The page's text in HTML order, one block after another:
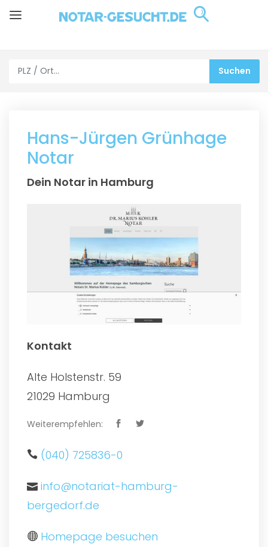
Hans-Jürgen Grünhage
Notar
Dein Notar in Hamburg
Kontakt
Alte Holstenstr. 59
21029 Hamburg
Weiterempfehlen:
(040) 725836-0
info@notariat-hamburg-
bergedorf.de
Homepage besuchen